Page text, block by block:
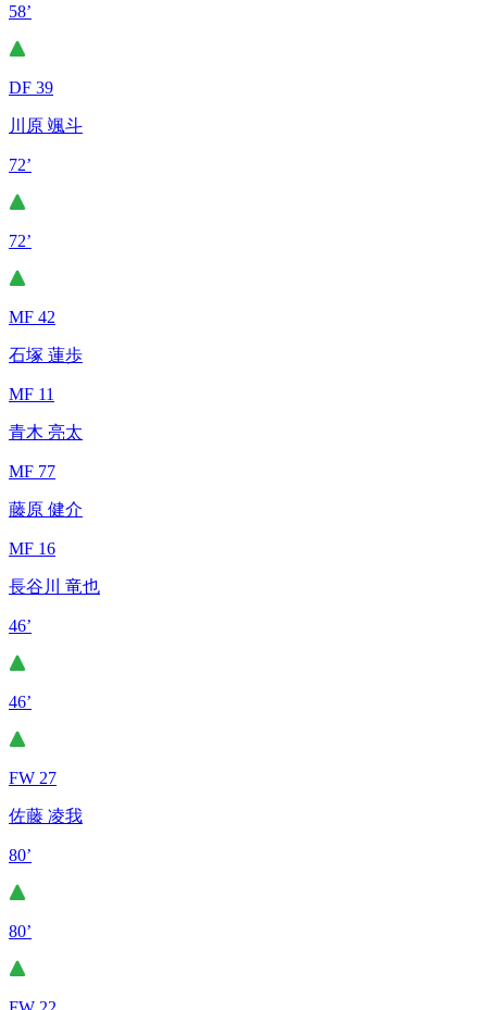
58’
DF 39
川原 颯斗
72’
72’
MF 42
石塚 蓮歩
MF 11
青木 亮太
MF 77
藤原 健介
MF 16
長谷川 竜也
46’
46’
FW 27
佐藤 凌我
80’
80’